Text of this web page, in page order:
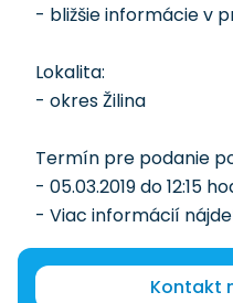
- bližšie informácie v
Lokalita:
- okres Žilina
Termín pre podanie
- 05.03.2019 do 12:15
- Viac informácií
Kontakt